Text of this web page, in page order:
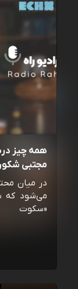
مجتبی
در میان
می‌شود که
«سکوت